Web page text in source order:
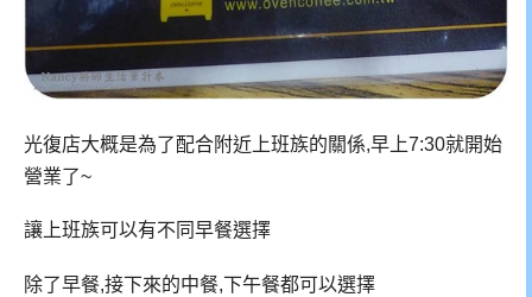
光復店大概是為了配合附近上班族的關係,早上7:30就開始
營業了~
讓上班族可以有不同早餐選擇
除了早餐,接下來的中餐,下午餐都可以選擇